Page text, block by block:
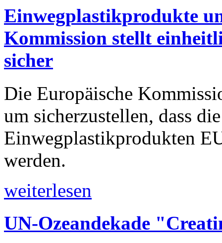
Einwegplastikprodukte
Kommission stellt
sicher
Die Europäische
um sicherzustellen, dass
Einwegplastikprodukten
werden.
weiterlesen
UN-Ozeandekade